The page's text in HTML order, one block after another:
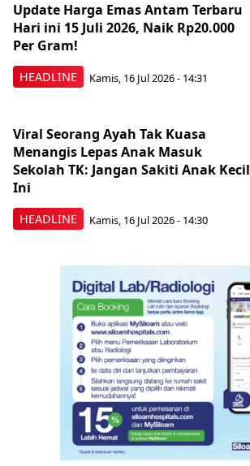
HEADLINE
Update Harga Emas Antam Terbaru
Hari ini 15 Juli 2026, Naik Rp20.000
Per Gram!
Kamis, 16 Jul 2026 - 14:31
HEADLINE
Viral Seorang Ayah Tak Kuasa
Menangis Lepas Anak Masuk
Sekolah TK: Jangan Sakiti Anak Kecil
Ini
Kamis, 16 Jul 2026 - 14:30